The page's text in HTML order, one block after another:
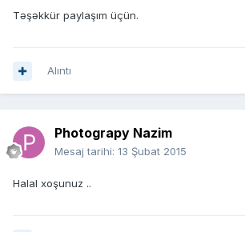
Təşəkkür paylaşım üçün.
Alıntı
Photograpy Nazim
Mesaj tarihi: 13 Şubat 2015
Halal xoşunuz ..